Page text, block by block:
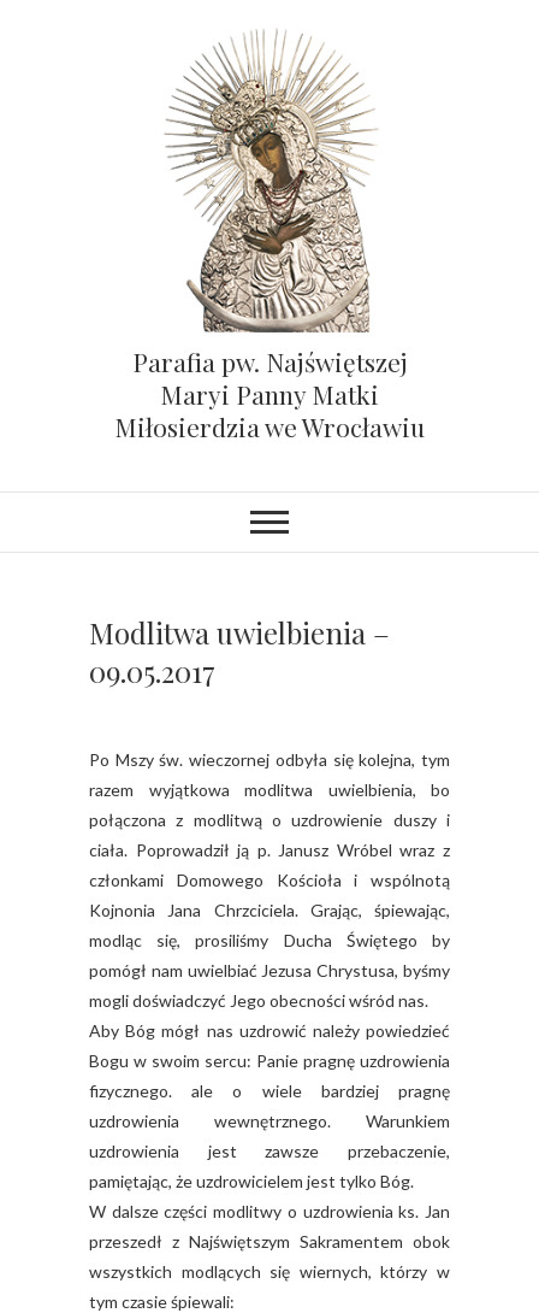
Parafia pw. Najświętszej
Maryi Panny Matki
Miłosierdzia we Wrocławiu
Modlitwa uwielbienia –
09.05.2017
Po Mszy św. wieczornej odbyła się kolejna, tym
razem wyjątkowa modlitwa uwielbienia, bo
połączona z modlitwą o uzdrowienie duszy i
ciała. Poprowadził ją p. Janusz Wróbel wraz z
członkami Domowego Kościoła i wspólnotą
Kojnonia Jana Chrzciciela. Grając, śpiewając,
modląc się, prosiliśmy Ducha Świętego by
pomógł nam uwielbiać Jezusa Chrystusa, byśmy
mogli doświadczyć Jego obecności wśród nas.
Aby Bóg mógł nas uzdrowić należy powiedzieć
Bogu w swoim sercu: Panie pragnę uzdrowienia
fizycznego. ale o wiele bardziej pragnę
uzdrowienia wewnętrznego. Warunkiem
uzdrowienia jest zawsze przebaczenie,
pamiętając, że uzdrowicielem jest tylko Bóg.
W dalsze części modlitwy o uzdrowienia ks. Jan
przeszedł z Najświętszym Sakramentem obok
wszystkich modlących się wiernych, którzy w
tym czasie śpiewali: